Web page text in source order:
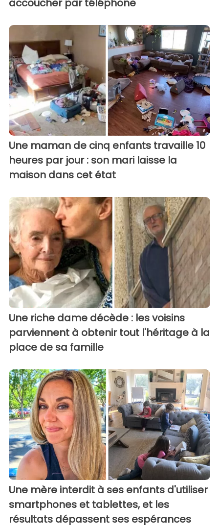
accoucher par téléphone
Une maman de cinq enfants travaille 10
heures par jour : son mari laisse la
maison dans cet état
Une riche dame décède : les voisins
parviennent à obtenir tout l'héritage à la
place de sa famille
Une mère interdit à ses enfants d'utiliser
smartphones et tablettes, et les
résultats dépassent ses espérances